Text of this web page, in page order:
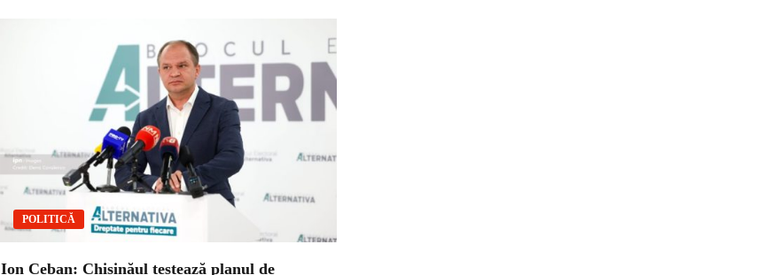
POLITICĂ
Ion Ceban: Chișinăul testează planul de